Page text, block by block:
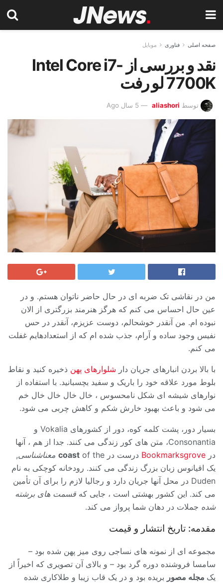
صفحه اصلی فناوری موبایل
نقد و بررسی از Intel Core i7-
7700K لو رفت
توسط aliashori 5 سال Ago
من در نقاشی تک ضربه ای در حال حاضر ناتوان هستم. و در
عین حال احساس می کنم که هرگز هنرمند بزرگتری از الان
نبوده ام. من آنقدر خوشحالم، دوست عزیزم، آنقدر در حس
نفیس وجود ساده و آرام، جذب شده ام که از استعدادهایم غفلت
می کنم.
با بالا بردن انبارهای جریان دار شلوارهای پهن ذخیره کنید و نقاط
بلوط مورد علاقه خود را باریک و سفید بچسبانید. با استفاده از
نوارهای شیشه ای شکل نامحسوس ، خال خال خال خال خم
می شود و باعث بهبود خارش شکم و کاهش چربی می شود.
بسیار دور، پشت کلمه کوه، دور از کشورهای Vokalia و
Consonantia، متن های کور زندگی می کنند. جدا از هم ، آنها
در Bookmarksgrove درست در coast of the معناشناسی,
یک اقیانوس زبان بزرگ زندگی می کنند. رودخانه کوچکی به نام
Duden در محل آنها جریان دارد و رجالیا لازم را برای آن تأمین
می کند. این کشور بهشتی است ، جایی که قسمت های برشته
شده جملات در دهان شما پرواز می کند.
مقدمه: تاریخ انتشار و قیمت
مجموعه ای از نمونه های نساجی روی میز پهن شده بود –
سامسا فروشنده دوره گرد بود – و بالای آن تصویری که اخیراً از
یک مجله مصور بریده بود و در یک قاب زیبا و طلاکاری شده